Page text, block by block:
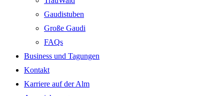
Gaudistuben
Große Gaudi
FAQs
Business und Tagungen
Kontakt
Karriere auf der Alm